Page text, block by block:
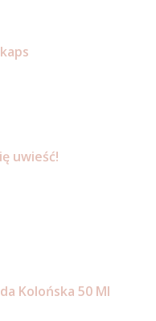
uwieść!
Kolońska 50 Ml